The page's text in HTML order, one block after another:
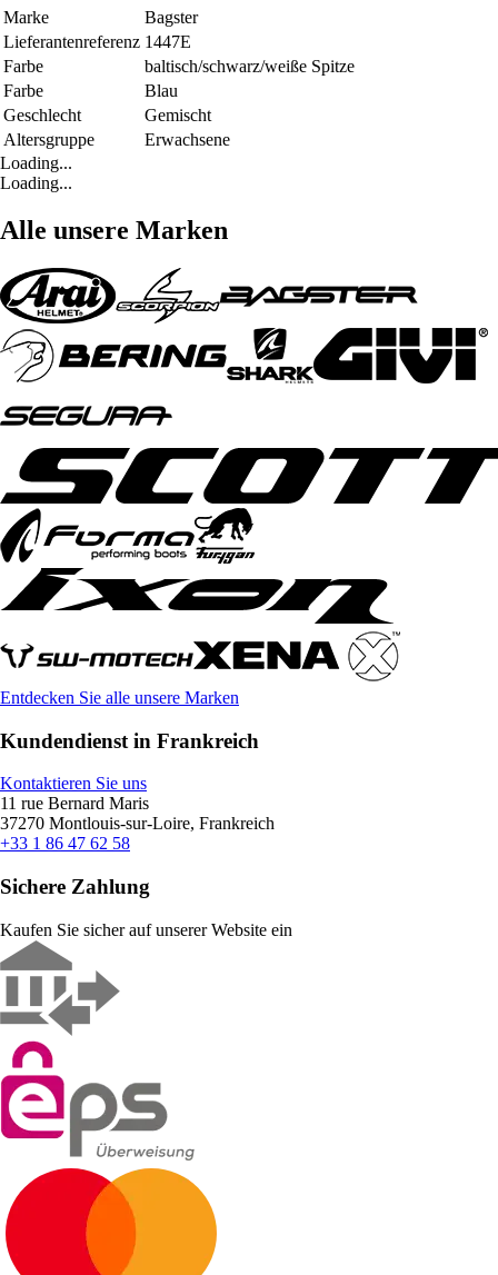
Marke
Bagster
Lieferantenreferenz 1447E
Farbe
baltisch/schwarz/weiße Spitze
Farbe
Blau
Geschlecht
Gemischt
Altersgruppe
Erwachsene
Loading...
Loading...
Alle unsere Marken
Entdecken Sie alle unsere Marken
Kundendienst in Frankreich
Kontaktieren Sie uns
11 rue Bernard Maris
37270 Montlouis-sur-Loire, Frankreich
+33 1 86 47 62 58
Sichere Zahlung
Kaufen Sie sicher auf unserer Website ein